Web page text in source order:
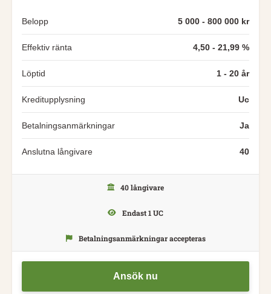
Belopp 5 000 - 800 000 kr
Effektiv ränta 4,50 - 21,99 %
Löptid 1 - 20 år
Kreditupplysning Uc
Betalningsanmärkningar Ja
Anslutna långivare 40
Ansök nu
40 långivare
Endast 1 UC
Betalningsanmärkningar accepteras